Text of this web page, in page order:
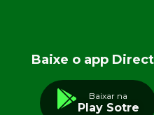
Baixe o app
Baixar na
Play Sotre